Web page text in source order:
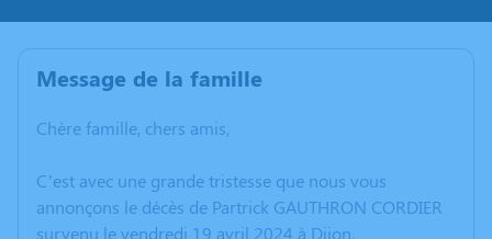
Message de la famille
Chère famille, chers amis,
C’est avec une grande tristesse que nous vous
annonçons le décès de Partrick GAUTHRON CORDIER
survenu le vendredi 19 avril 2024 à Dijon.